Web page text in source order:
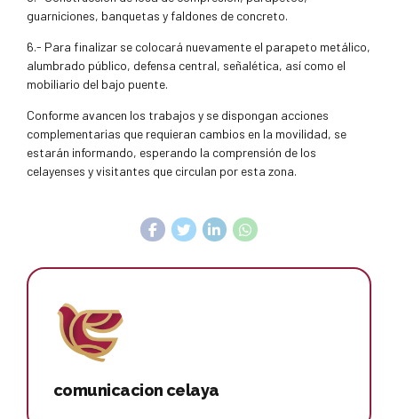
guarniciones, banquetas y faldones de concreto.
6.- Para finalizar se colocará nuevamente el parapeto metálico,
alumbrado público, defensa central, señalética, así como el
mobiliario del bajo puente.
Conforme avancen los trabajos y se dispongan acciones
complementarias que requieran cambios en la movilidad, se
estarán informando, esperando la comprensión de los
celayenses y visitantes que circulan por esta zona.
comunicacion celaya